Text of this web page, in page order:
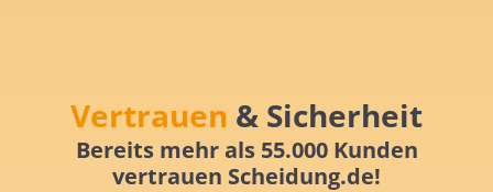
Vertrauen & Sicherheit
Bereits mehr als 55.000 Kunden
vertrauen Scheidung.de!